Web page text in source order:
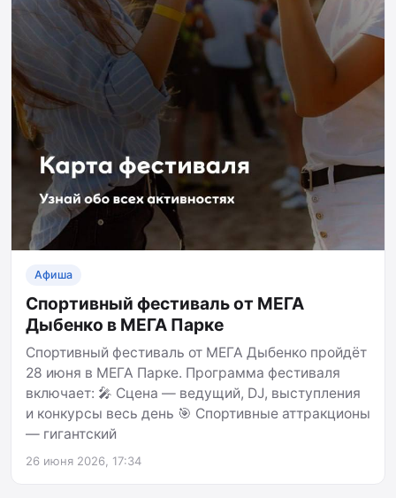
Афиша
Спортивный фестиваль от МЕГА
Дыбенко в МЕГА Парке
Спортивный фестиваль от МЕГА Дыбенко пройдёт
28 июня в МЕГА Парке. Программа фестиваля
включает: 🎤 Сцена — ведущий, DJ, выступления
и конкурсы весь день 🎯 Спортивные аттракционы
— гигантский
26 июня 2026, 17:34